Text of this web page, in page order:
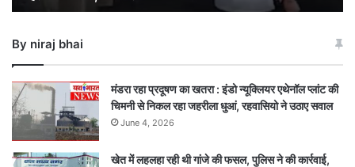
2
की
गंभीर
By niraj bhai
मंडरा रहा प्रदूषण का खतरा : इंडो न्यूक्लियर एथेनॉल प्लांट की
चिमनी से निकल रहा जहरीला धुआं, रहवासियो ने उठाए सवाल
June 4, 2026
खेत में लहलहा रही थी गांजे की फसल, पुलिस ने की कार्रवाई,